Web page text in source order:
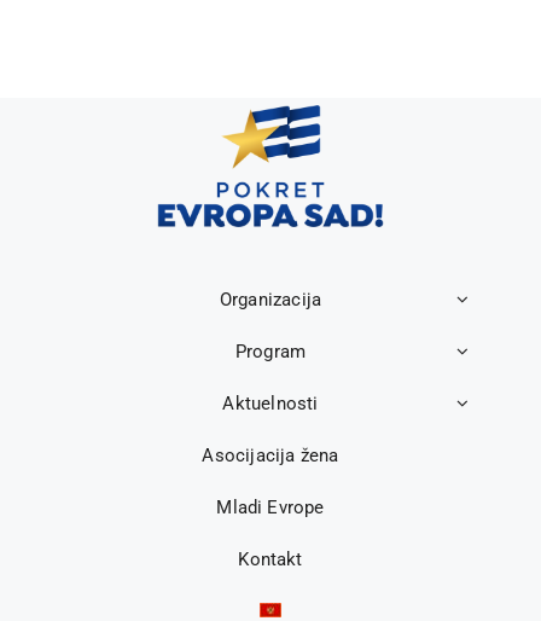
Organizacija
Program
Aktuelnosti
Asocijacija žena
Mladi Evrope
Kontakt